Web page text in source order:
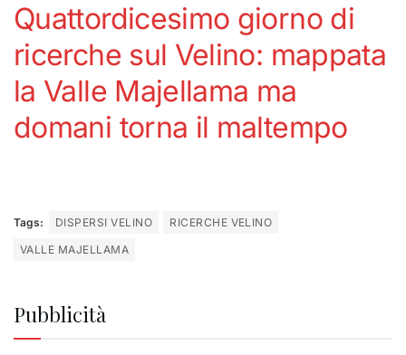
Quattordicesimo giorno di
ricerche sul Velino: mappata
la Valle Majellama ma
domani torna il maltempo
Tags: DISPERSI VELINO
RICERCHE VELINO
VALLE MAJELLAMA
Pubblicità